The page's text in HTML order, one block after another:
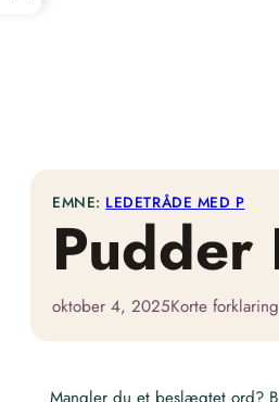
EMNE: LEDETRÅDE MED P
Pudder
oktober 4, 2025Korte